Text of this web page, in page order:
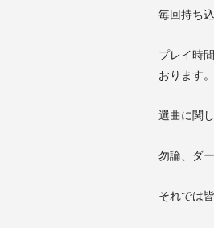
毎回持ち
プレイ時
おります。
選曲に関
勿論、ダ
それでは